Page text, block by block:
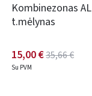
Kombinezonas AL
t.mėlynas
15,00 €35,66 €
Su PVM